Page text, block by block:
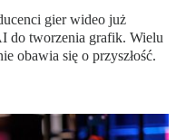
gier wideo już
do tworzenia grafik. Wielu
obawia się o przyszłość.